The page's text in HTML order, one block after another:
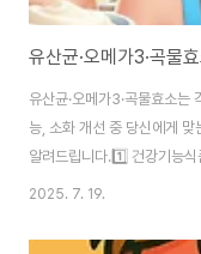
유산균·오메가3·곡물효소는
능, 소화 개선 중 당신에게 맞
알려드립니다.1️⃣ 건강기능
할 때 가장 먼저 찾게 되는 것
겨야 할지 혼란스러울 수 있
2025. 7. 19.